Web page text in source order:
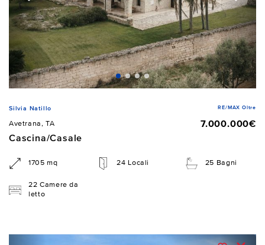
Silvia Natillo RE/MAX Oltre
Avetrana, TA
7.000.000€
Cascina/Casale
1705 mq 24 Locali 25 Bagni
22 Camere da
letto